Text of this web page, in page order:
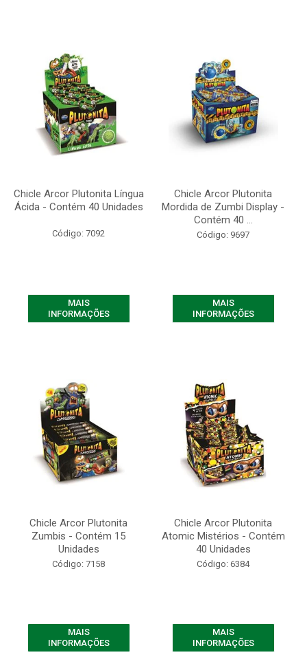
Chicle Arcor Plutonita Língua
Ácida - Contém 40 Unidades
Código: 7092
MAIS
INFORMAÇÕES
Chicle Arcor Plutonita
Mordida de Zumbi Display -
Contém 40 ...
Código: 9697
MAIS
INFORMAÇÕES
Chicle Arcor Plutonita
Zumbis - Contém 15
Unidades
Código: 7158
MAIS
INFORMAÇÕES
Chicle Arcor Plutonita
Atomic Mistérios - Contém
40 Unidades
Código: 6384
MAIS
INFORMAÇÕES